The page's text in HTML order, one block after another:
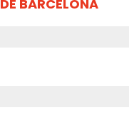
BARCELONA